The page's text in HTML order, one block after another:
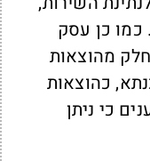
כן עסק
מהוצאות
כהוצאות
כי ניתן